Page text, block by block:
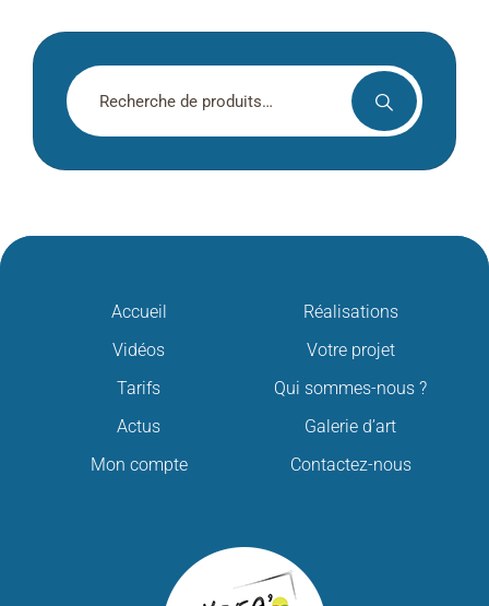
Recherche
pour :
Accueil
Réalisations
Vidéos
Votre projet
Tarifs
Qui sommes-nous ?
Actus
Galerie d’art
Mon compte
Contactez-nous